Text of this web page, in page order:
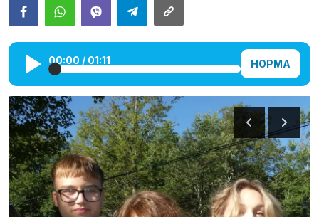
Галерея
Календарь
Места и организации
00:00 / 01:11 НОРМА